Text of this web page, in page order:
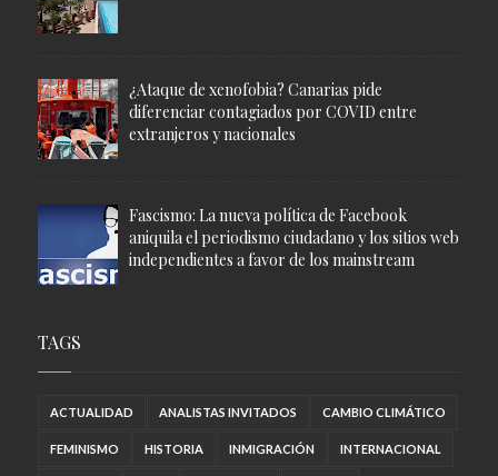
¿Ataque de xenofobia? Canarias pide
diferenciar contagiados por COVID entre
extranjeros y nacionales
Fascismo: La nueva política de Facebook
aniquila el periodismo ciudadano y los sitios web
independientes a favor de los mainstream
TAGS
ACTUALIDAD ANALISTAS INVITADOS CAMBIO CLIMÁTICO
FEMINISMO HISTORIA INMIGRACIÓN INTERNACIONAL